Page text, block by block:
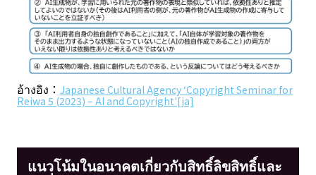
อ้างอิง： Japanese Cultural Agency ‘Copyright Seminar for
Reiwa 5 (2023) – AI and Copyright'[ja]
แนวโน้มในอนาคตเกี่ยวกับสิทธิ์ลิขสิทธิ์และ